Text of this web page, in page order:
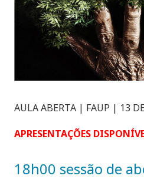
AULA ABERTA | FAUP | 13
APRESENTAÇÕES
18h00 sessão de